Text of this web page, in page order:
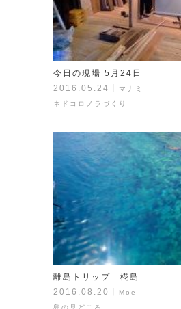
今日の現場 5月24日
2016.05.24
マナミ
ネドコロノラづくり
離島トリップ 椛島
2016.08.20
Moe
島の見どころ